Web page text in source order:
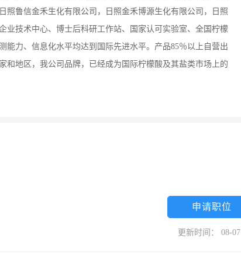
照鲁信金禾生化有限公司，日照金禾博源生化有限公司，日照
业技术中心、博士后科研工作站、国家认可实验室、全国柠檬
力、信息化水平均达到国际先进水平。产品85％以上自营出
和地区，我公司品牌，已经成为国际柠檬酸及其盐类市场上的
申请职位
更新时间： 08-07